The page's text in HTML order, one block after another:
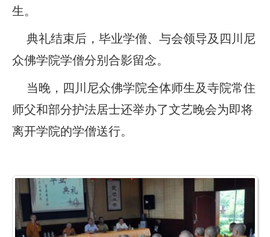
生。
典礼结束后，毕业学僧、与会领导及四川尼
众佛学院学僧分别合影留念。
当晚，四川尼众佛学院全体师生及寺院常住
师父和部分护法居士还举办了文艺晚会为即将
离开学院的学僧送行。